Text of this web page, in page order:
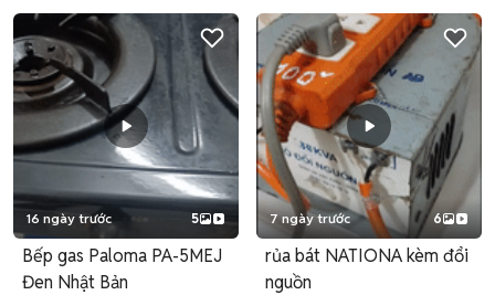
16 ngày trước 5
Bếp gas Paloma PA-5MEJ
Đen Nhật Bản
7 ngày trước 6
rủa bát NATIONA kèm đổi
nguồn